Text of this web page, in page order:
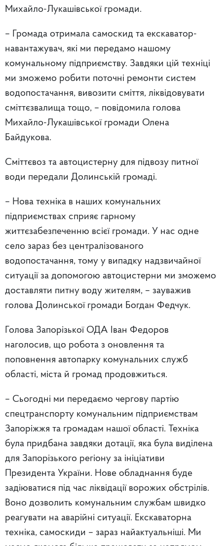
Михайло-Лукашівської громади.
– Громада отримала самоскид та екскаватор-
навантажувач, які ми передамо нашому
комунальному підприємству. Завдяки цій техніці
ми зможемо робити поточні ремонти систем
водопостачання, вивозити сміття, ліквідовувати
сміттєзвалища тощо, – повідомила голова
Михайло-Лукашівської громади Олена
Байдукова.
Сміттєвоз та автоцистерну для підвозу питної
води передали Долинській громаді.
– Нова техніка в наших комунальних
підприємствах сприяє гарному
життєзабезпеченню всієї громади. У нас одне
село зараз без централізованого
водопостачання, тому у випадку надзвичайної
ситуації за допомогою автоцистерни ми зможемо
доставляти питну воду жителям, – зауважив
голова Долинської громади Богдан Федчук.
Голова Запорізької ОДА Іван Федоров
наголосив, що робота з оновлення та
поповнення автопарку комунальних служб
області, міста й громад продовжиться.
– Сьогодні ми передаємо чергову партію
спецтранспорту комунальним підприємствам
Запоріжжя та громадам нашої області. Техніка
була придбана завдяки дотації, яка була виділена
для Запорізького регіону за ініціативи
Президента України. Нове обладнання буде
задіюватися під час ліквідації ворожих обстрілів.
Воно дозволить комунальним службам швидко
реагувати на аварійні ситуації. Екскаваторна
техніка, самоскиди – зараз найактуальніші. Ми